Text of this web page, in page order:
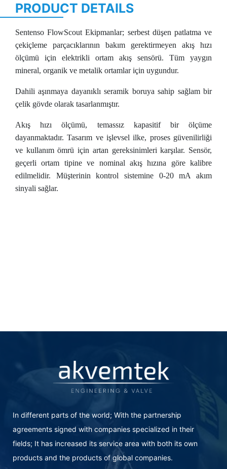
PRODUCT DETAILS
Sentenso FlowScout Ekipmanlar; serbest düşen patlatma ve
çekiçleme parçacıklarının bakım gerektirmeyen akış hızı
ölçümü için elektrikli ortam akış sensörü. Tüm yaygın
mineral, organik ve metalik ortamlar için uygundur.
Dahili aşınmaya dayanıklı seramik boruya sahip sağlam bir
çelik gövde olarak tasarlanmıştır.
Akış hızı ölçümü, temassız kapasitif bir ölçüme
dayanmaktadır. Tasarım ve işlevsel ilke, proses güvenilirliği
ve kullanım ömrü için artan gereksinimleri karşılar. Sensör,
geçerli ortam tipine ve nominal akış hızına göre kalibre
edilmelidir. Müşterinin kontrol sistemine 0-20 mA akım
sinyali sağlar.
In different parts of the world; With the partnership
agreements signed with companies specialized in their
fields; It has increased its service area with both its own
products and the products of global companies.